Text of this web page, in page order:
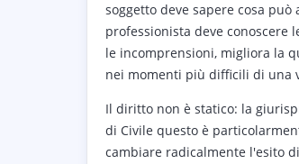
soggetto deve sapere cosa
professionista deve conoscere
le incomprensioni, migliora la
nei momenti più difficili di una
Il diritto non è statico: la
di Civile questo è
cambiare radicalmente l'esito